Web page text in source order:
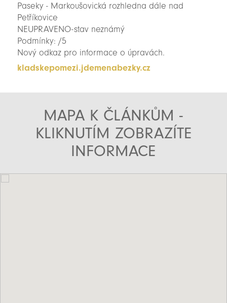
Paseky - Markoušovická rozhledna dále nad
Petříkovice
NEUPRAVENO-stav neznámý
Podmínky: /5
Nový odkaz pro informace o úpravách.
kladskepomezi.jdemenabezky.cz
MAPA K ČLÁNKŮM -
KLIKNUTÍM ZOBRAZÍTE
INFORMACE